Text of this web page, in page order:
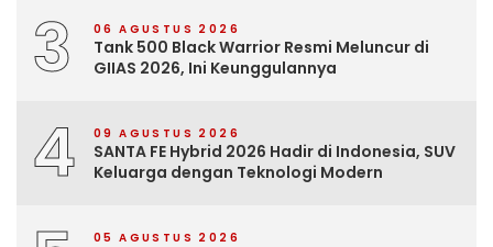
3 06 AGUSTUS 2026
Tank 500 Black Warrior Resmi Meluncur di
GIIAS 2026, Ini Keunggulannya
4 09 AGUSTUS 2026
SANTA FE Hybrid 2026 Hadir di Indonesia, SUV
Keluarga dengan Teknologi Modern
05 AGUSTUS 2026